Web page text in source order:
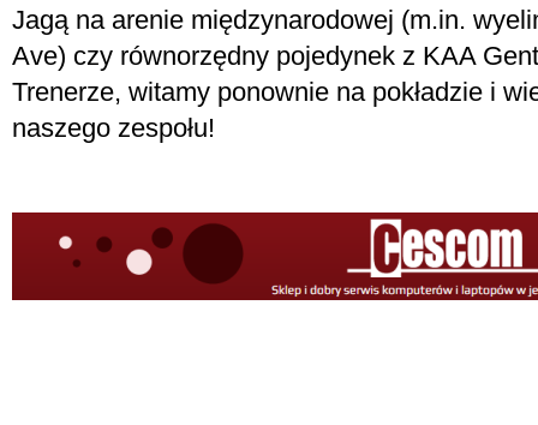
Jagą na arenie międzynarodowej (m.in.
Ave) czy równorzędny pojedynek z KAA
Trenerze, witamy ponownie na pokładzie i
naszego zespołu!